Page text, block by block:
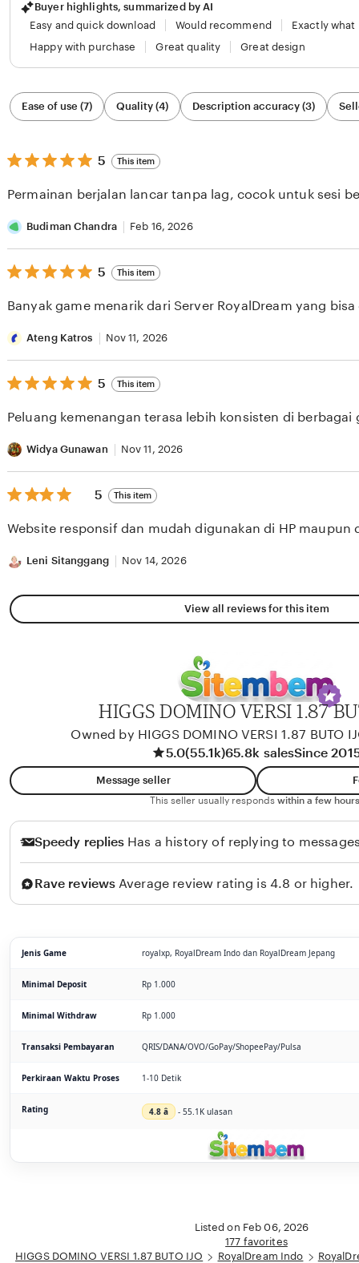
Buyer highlights, summarized by AI
Easy and quick download
Would recommend
Exactly what
Happy with purchase
Great quality Great design
Filter
by
category
Ease of use (7) Quality (4) Description accuracy (3)
5
out
5
5 This item
Permainan berjalan lancar tanpa lag, cocok untuk sesi
Budiman Chandra Feb 16, 2026
5
out
5
5 This item
Banyak game menarik dari Server RoyalDream yang
Ateng Katros Nov 11, 2026
5
out
5
5 This item
Peluang kemenangan terasa lebih konsisten di berbagai
Widya Gunawan Nov 11, 2026
5
out
5
5 This item
Website responsif dan mudah digunakan di HP maupun
Leni Sitanggang Nov 14, 2026
View all reviews for this item
HIGGS DOMINO VERSI 1.87
Owned by HIGGS DOMINO VERSI 1.87 BUTO
5.0(55.1k)65.8k salesSince
Message seller
This seller usually responds within a few
Speedy replies Has a history of replying to
Rave reviews Average review rating is 4.8 or higher.
Jenis Game royalxp, RoyalDream Indo dan RoyalDream Jepang
Minimal Deposit Rp 1.000
Minimal Withdraw Rp 1.000
Transaksi Pembayaran QRIS/DANA/OVO/GoPay/ShopeePay/Pulsa
Perkiraan Waktu Proses 1-10 Detik
Rating 4.8 â­ - 55.1K ulasan
Listed on Feb 06, 2026
177 favorites
HIGGS DOMINO VERSI 1.87 BUTO IJO
RoyalDream Indo